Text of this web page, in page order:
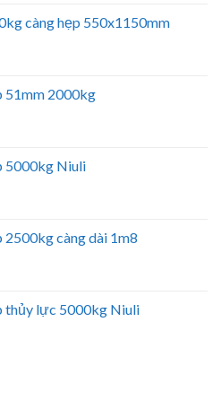
càng hẹp 550x1150mm
51mm 2000kg
5000kg Niuli
2500kg càng dài 1m8
thủy lực 5000kg Niuli